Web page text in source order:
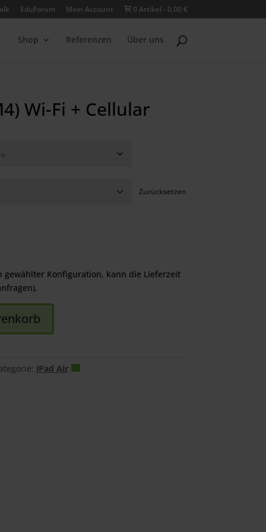
EduForum Mein Account 0 Artikel 0,00 €
Shop Referenzen Über uns
Wi-Fi + Cellular
Zurücksetzen
gewählter Konfiguration, kann die Lieferzeit
iPad Air